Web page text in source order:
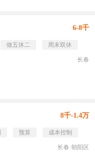
6-8千
做五休二 周末双休
长春
8千-1.4万
预算 成本控制
长春·朝阳区